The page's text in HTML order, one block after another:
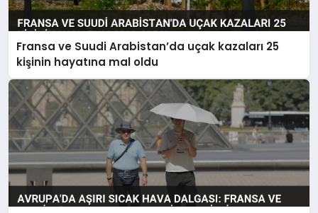
MAGAZIN
SAĞLIK
SIYASET
SPOR
Fransa ve Suudi Arabistan’da uçak kazaları 25
kişinin hayatına mal oldu